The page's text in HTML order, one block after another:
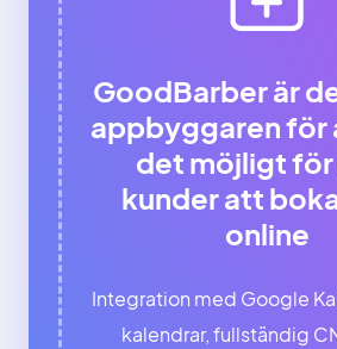
GoodBarber är
appbyggaren för
det möjligt för
kunder att
online
Integration med Google
kalendrar, fullständig